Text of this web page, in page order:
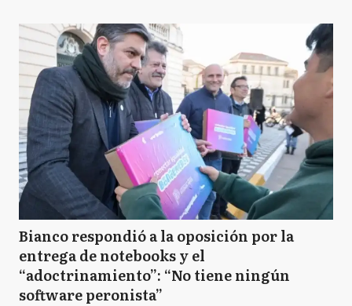
Bianco respondió a la oposición por la
entrega de notebooks y el
“adoctrinamiento”: “No tiene ningún
software peronista”